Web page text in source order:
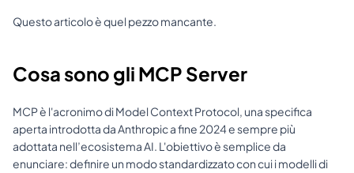
Questo articolo è quel pezzo mancante.
Cosa sono gli MCP Server
MCP è l'acronimo di Model Context Protocol, una specifica
aperta introdotta da Anthropic a fine 2024 e sempre più
adottata nell’ecosistema AI. L'obiettivo è semplice da
enunciare: definire un modo standardizzato con cui i modelli di